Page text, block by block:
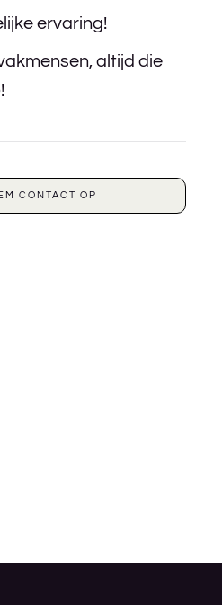
ervaring!
altijd die
CONTACT OP